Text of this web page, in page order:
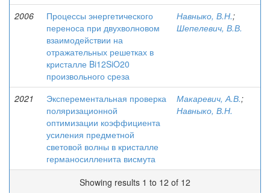
2006
Процессы энергетического
переноса при двухволновом
взаимодействии на
отражательных решетках в
кристалле Bi12SiO20
произвольного среза
Навныко, В.Н.;
Шепелевич, В.В.
2021
Эксперементальная проверка
поляризационной
оптимизации коэффициента
усиления предметной
световой волны в кристалле
германосилленита висмута
Макаревич, А.В.;
Навныко, В.Н.
Showing results 1 to 12 of 12